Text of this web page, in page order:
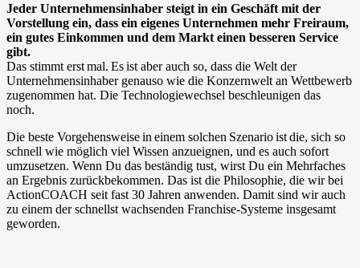
Jeder Unternehmensinhaber steigt in ein Geschäft mit der
Vorstellung ein, dass ein eigenes Unternehmen mehr Freiraum,
ein gutes Einkommen und dem Markt einen besseren Service
gibt.
Das stimmt erst mal. Es ist aber auch so, dass die Welt der
Unternehmensinhaber genauso wie die Konzernwelt an Wettbewerb
zugenommen hat. Die Technologiewechsel beschleunigen das
noch.
Die beste Vorgehensweise in einem solchen Szenario ist die, sich so
schnell wie möglich viel Wissen anzueignen, und es auch sofort
umzusetzen. Wenn Du das beständig tust, wirst Du ein Mehrfaches
an Ergebnis zurückbekommen. Das ist die Philosophie, die wir bei
ActionCOACH seit fast 30 Jahren anwenden. Damit sind wir auch
zu einem der schnellst wachsenden Franchise-Systeme insgesamt
geworden.